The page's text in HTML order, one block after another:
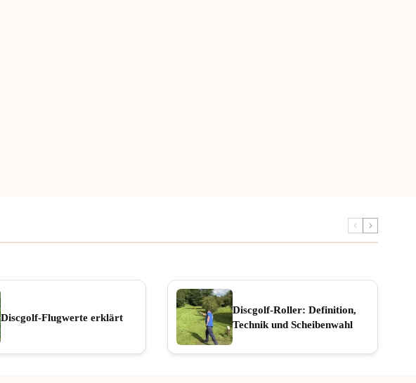
Discgolf-Flugwerte erklärt
Discgolf-Roller: Definition,
Technik und Scheibenwahl